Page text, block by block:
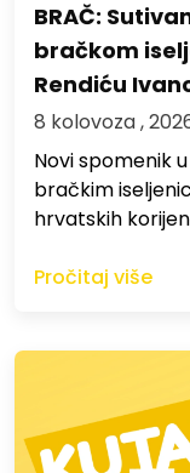
BRAČ:
bračkom
Rendiću
8 kolovoza ,
Novi spomenik
bračkim
hrvatskih
Pročitaj više